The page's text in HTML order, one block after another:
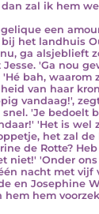
zal ik hem
een
het landhuis
nu, ga alsjeblieft
'Ga nou
bah,
van haar
vandaag!',
'Je bedoelt
'Het is
het zal
de Rotte?
niet!' 'Onder
nacht met vijf
en Josephine
hem